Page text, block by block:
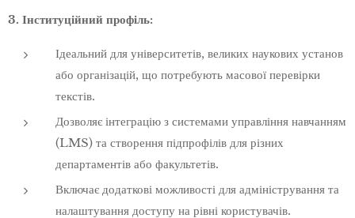
3. Інституційний профіль:
Ідеальний для університетів, великих наукових установ
або організацій, що потребують масової перевірки
текстів.
Дозволяє інтеграцію з системами управління навчанням
(LMS) та створення підпрофілів для різних
департаментів або факультетів.
Включає додаткові можливості для адміністрування та
налаштування доступу на рівні користувачів.